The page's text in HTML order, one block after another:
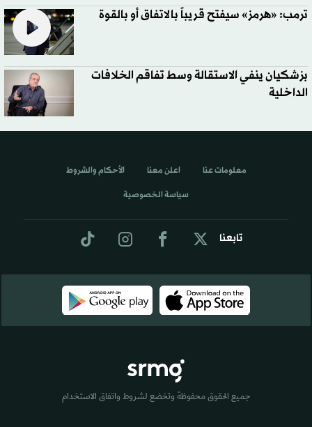
ترمب: «هرمز» سيفتح قريباً بالاتفاق أو بالقوة
بزشكيان ينفي الاستقالة وسط تفاقم الخلافات
الداخلية
تابعنا
معلومات عنا اعلن معنا الأحكام والشروط
سياسة الخصوصية
جميع الحقوق محفوظة وتخضع لشروط واتفاق الاستخدام